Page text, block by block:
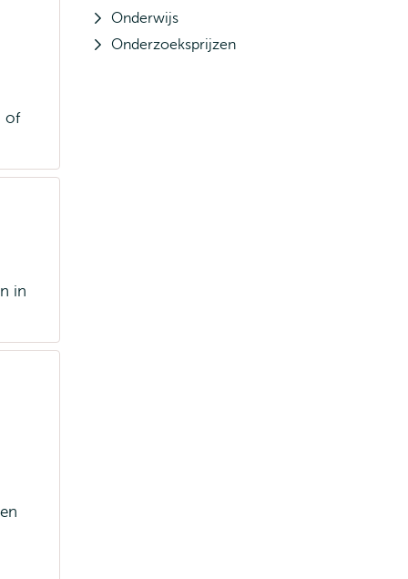
of
in
Onderwijs
Onderzoeksprijzen